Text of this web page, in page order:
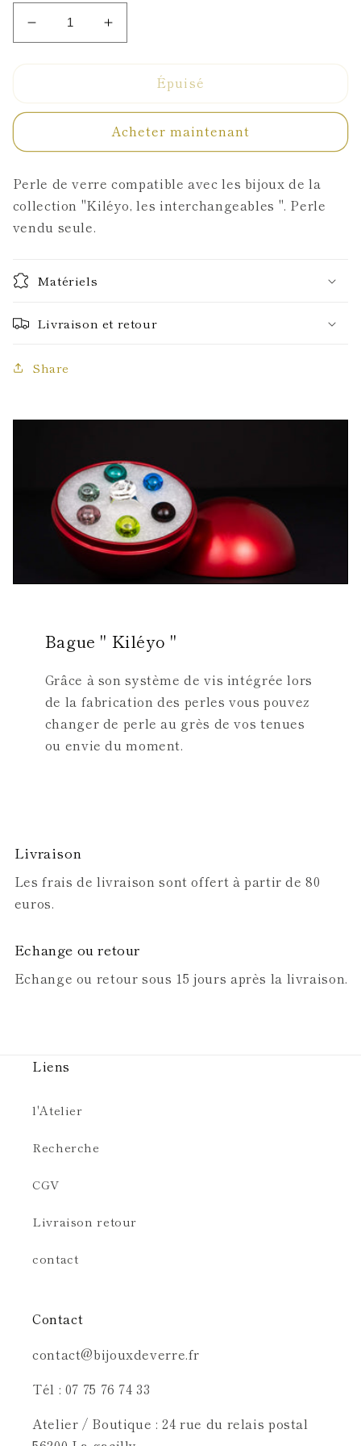
Réduire
la
2,5mm
Augmenter
la
2,5mm
Épuisé
Acheter maintenant
Perle de verre compatible avec les bijoux de la
collection "Kiléyo, les interchangeables ". Perle
vendu seule.
Matériels
Livraison et retour
Share
Bague " Kiléyo "
Grâce à son système de vis intégrée lors
de la fabrication des perles vous pouvez
changer de perle au grès de vos tenues
ou envie du moment.
Livraison
Les frais de livraison sont offert à partir de 80
euros.
Echange ou retour
Echange ou retour sous 15 jours après la livraison.
Liens
l'Atelier
Recherche
CGV
Livraison retour
contact
Contact
contact@bijouxdeverre.fr
Tél : 07 75 76 74 33
Atelier / Boutique : 24 rue du relais postal